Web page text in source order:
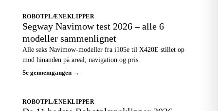
ROBOTPLÆNEKLIPPER
Segway Navimow test 2026 – alle 6
modeller sammenlignet
Alle seks Navimow-modeller fra i105e til X420E stillet op
mod hinanden på areal, navigation og pris.
Se gennemgangen →
ROBOTPLÆNEKLIPPER